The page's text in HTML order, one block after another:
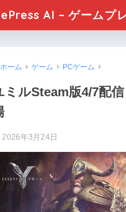
AI – ゲームプ
ホーム ゲーム PCゲーム
ミルSteam版4/7配
2026年3月24日